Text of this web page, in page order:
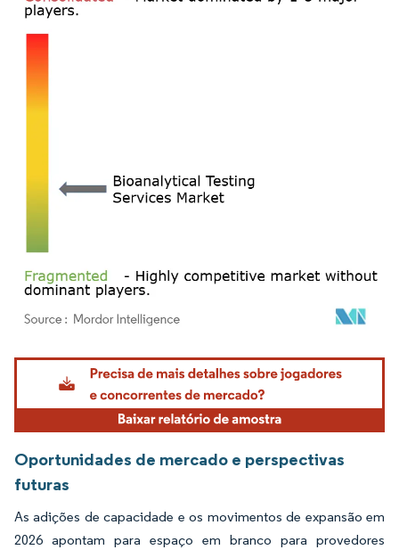
Imagem © Mordor Intelligence. O reuso requer atribuição conforme CC BY 4.0.
Oportunidades de mercado e perspectivas
futuras
As adições de capacidade e os movimentos de expansão em
2026 apontam para espaço em branco para provedores